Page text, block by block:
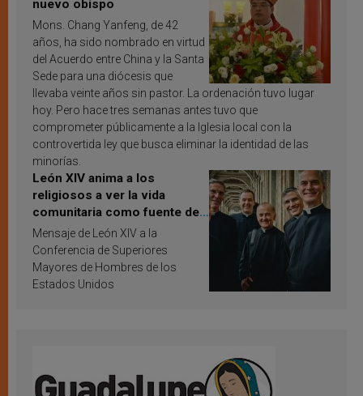
nuevo obispo
Mons. Chang Yanfeng, de 42
años, ha sido nombrado en virtud
del Acuerdo entre China y la Santa
Sede para una diócesis que
llevaba veinte años sin pastor. La ordenación tuvo lugar
hoy. Pero hace tres semanas antes tuvo que
comprometer públicamente a la Iglesia local con la
controvertida ley que busca eliminar la identidad de las
minorías.
León XIV anima a los
religiosos a ver la vida
comunitaria como fuente de
inspiración y santificación
Mensaje de León XIV a la
Conferencia de Superiores
Mayores de Hombres de los
Estados Unidos